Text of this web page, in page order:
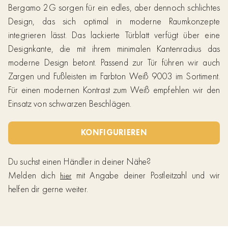
Bergamo 2G sorgen für ein edles, aber dennoch schlichtes
Design, das sich optimal in moderne Raumkonzepte
integrieren lässt. Das lackierte Türblatt verfügt über eine
Designkante, die mit ihrem minimalen Kantenradius das
moderne Design betont. Passend zur Tür führen wir auch
Zargen und Fußleisten im Farbton Weiß 9003 im Sortiment.
Für einen modernen Kontrast zum Weiß empfehlen wir den
Einsatz von schwarzen Beschlägen.
KONFIGURIEREN
Du suchst einen Händler in deiner Nähe?
Melden dich hier mit Angabe deiner Postleitzahl und wir
helfen dir gerne weiter.